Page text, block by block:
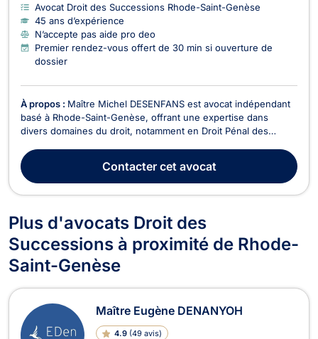
Avocat Droit des Successions Rhode-Saint-Genèse
45 ans d’expérience
N’accepte pas aide pro deo
Premier rendez-vous offert de 30 min si ouverture de
dossier
À propos : Maître Michel DESENFANS est avocat indépendant
basé à Rhode-Saint-Genèse, offrant une expertise dans
divers domaines du droit, notamment en Droit Pénal des
des Successions, Droit Commercial - Concurrence, Dommage
Corporel et Responsabilité Civile, Droit de...
Contactercet avocat
Plus d'avocats Droit des
Successions à proximité de Rhode-
Saint-Genèse
Maître Eugène DENANYOH
4.9 (49 avis)